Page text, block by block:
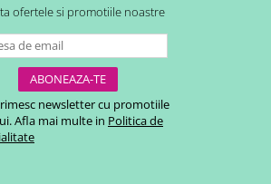
ofertele si promotiile noastre
newsletter cu promotiile
Afla mai multe in Politica de